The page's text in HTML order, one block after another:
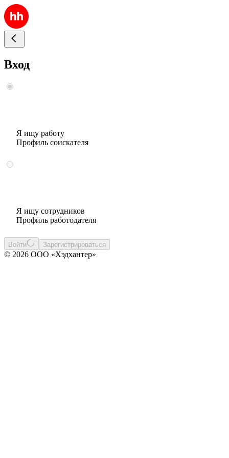
Вход
Я ищу работу
Профиль соискателя
Я ищу сотрудников
Профиль работодателя
Войти Зарегистрироваться
© 2026 ООО «Хэдхантер»